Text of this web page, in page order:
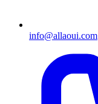
info@allaoui.com